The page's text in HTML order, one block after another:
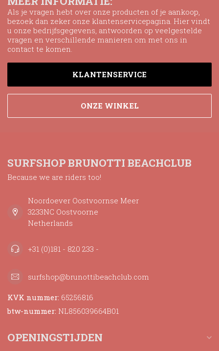
Als je vragen hebt over onze producten of je aankoop,
bezoek dan zeker onze klantenservicepagina. Hier vindt
u onze bedrijfsgegevens, antwoorden op veelgestelde
vragen en verschillende manieren om met ons in
contact te komen.
KLANTENSERVICE
ONZE WINKEL
SURFSHOP BRUNOTTI BEACHCLUB
Because we are riders too!
Noordoever Oostvoornse Meer
3233NC Oostvoorne
Netherlands
+31 (0)181 - 820 233 -
surfshop@brunottibeachclub.com
KVK nummer: 65256816
btw-nummer: NL856039664B01
OPENINGSTIJDEN